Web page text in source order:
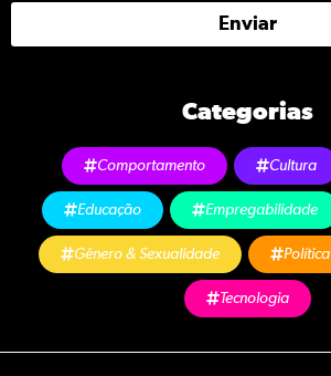
Enviar
Categorias
Comportamento Cultura
Educação Empregabilidade
Gênero & Sexualidade Política
Tecnologia